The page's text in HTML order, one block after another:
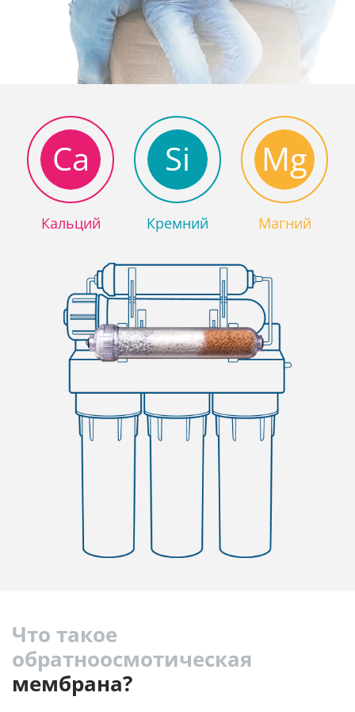
Ca
Кальций
Si
Кремний
Mg
Магний
Что такое
обратноосмотическая
мембрана?